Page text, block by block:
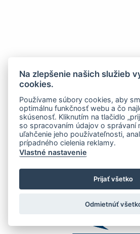
Na zlepšenie našich služieb
cookies.
Používame súbory cookies, aby
optimálnu funkčnosť webu a čo
skúsenosť. Kliknutím na tlačidlo
so spracovaním údajov o správaní
uľahčenie jeho používateľnosti,
prípadného cielenia reklamy.
Vlastné nastavenie
Prijať všetko
Odmietnúť